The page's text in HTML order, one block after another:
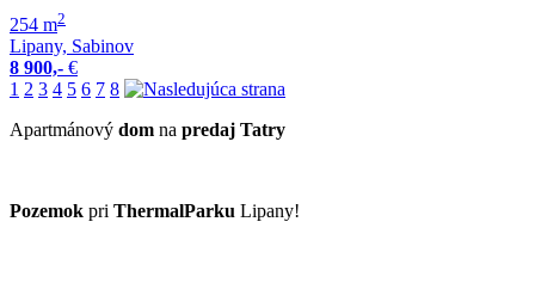
254 m2
Lipany, Sabinov
8 900,- €
1 2 3 4 5 6 7 8
Apartmánový dom na predaj Tatry
Pozemok pri ThermalParku Lipany!